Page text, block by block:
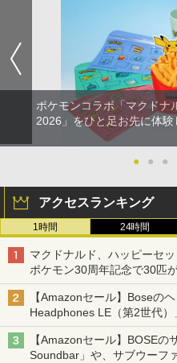
ポケモンコラボ「マクドナ
2026」をひと足お先に体験
● ● ●
アクセスランキング
1時間 24時間
マクドナルド、ハッピーセ
ポケモン30周年記念で30匹
【Amazonセール】Boseの
Headphones LE（第2世代
イマーシブオーディオで臨
【Amazonセール】BOSE
Soundbar」や、サブウーフ